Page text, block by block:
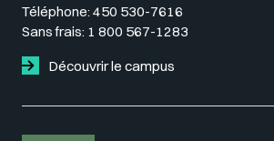
Téléphone: 450 530-7616
Sans frais: 1 800 567-1283
Découvrir le campus